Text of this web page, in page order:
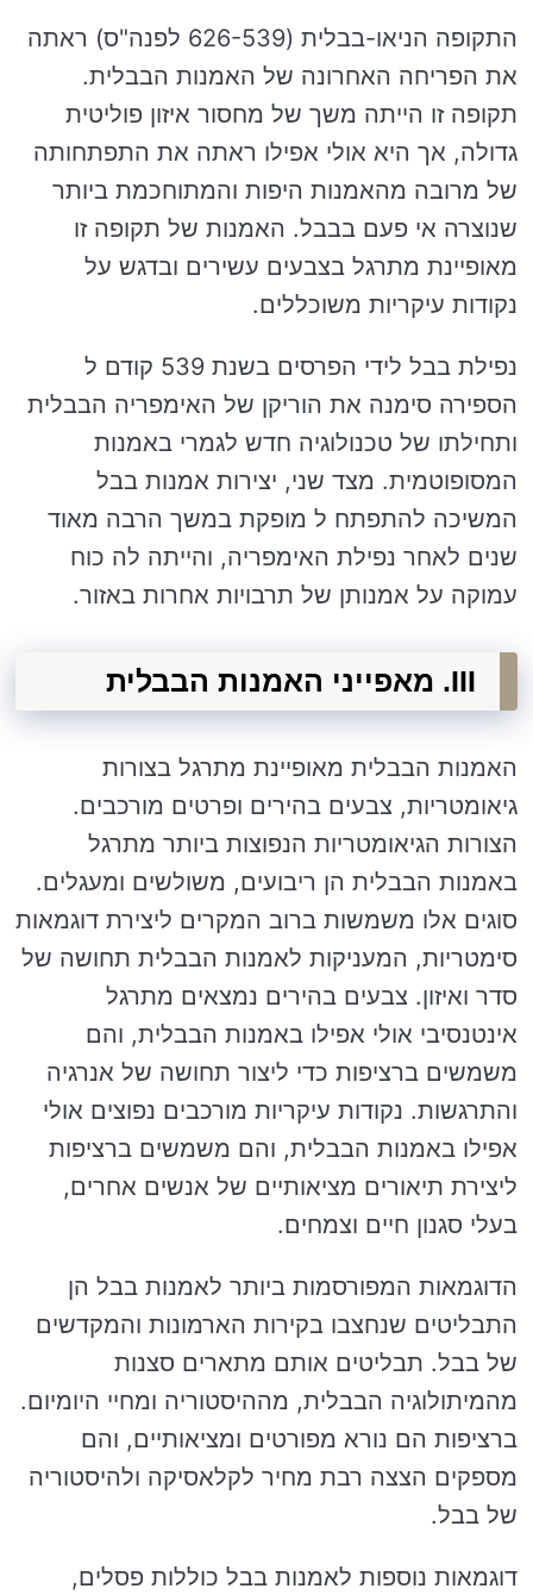
התקופה הניאו-בבלית (626-539 לפנה"ס) ראתה
את הפריחה האחרונה של האמנות הבבלית.
תקופה זו הייתה משך של מחסור איזון פוליטית
גדולה, אך היא אולי אפילו ראתה את התפתחותה
של מרובה מהאמנות היפות והמתוחכמת ביותר
שנוצרה אי פעם בבבל. האמנות של תקופה זו
מאופיינת מתרגל בצבעים עשירים ובדגש על
נקודות עיקריות משוכללים.
נפילת בבל לידי הפרסים בשנת 539 קודם ל
הספירה סימנה את הוריקן של האימפריה הבבלית
ותחילתו של טכנולוגיה חדש לגמרי באמנות
המסופוטמית. מצד שני, יצירות אמנות בבל
המשיכה להתפתח ל מופקת במשך הרבה מאוד
שנים לאחר נפילת האימפריה, והייתה לה כוח
עמוקה על אמנותן של תרבויות אחרות באזור.
III. מאפייני האמנות הבבלית
האמנות הבבלית מאופיינת מתרגל בצורות
גיאומטריות, צבעים בהירים ופרטים מורכבים.
הצורות הגיאומטריות הנפוצות ביותר מתרגל
באמנות הבבלית הן ריבועים, משולשים ומעגלים.
סוגים אלו משמשות ברוב המקרים ליצירת דוגמאות
סימטריות, המעניקות לאמנות הבבלית תחושה של
סדר ואיזון. צבעים בהירים נמצאים מתרגל
אינטנסיבי אולי אפילו באמנות הבבלית, והם
משמשים ברציפות כדי ליצור תחושה של אנרגיה
והתרגשות. נקודות עיקריות מורכבים נפוצים אולי
אפילו באמנות הבבלית, והם משמשים ברציפות
ליצירת תיאורים מציאותיים של אנשים אחרים,
בעלי סגנון חיים וצמחים.
הדוגמאות המפורסמות ביותר לאמנות בבל הן
התבליטים שנחצבו בקירות הארמונות והמקדשים
של בבל. תבליטים אותם מתארים סצנות
מהמיתולוגיה הבבלית, מההיסטוריה ומחיי היומיום.
ברציפות הם נורא מפורטים ומציאותיים, והם
מספקים הצצה רבת מחיר לקלאסיקה ולהיסטוריה
של בבל.
דוגמאות נוספות לאמנות בבל כוללות פסלים,